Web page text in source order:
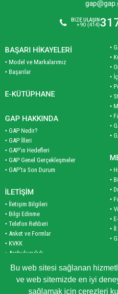
Bu web sitesi sağlanan
ve web sitemizde en iyi
sağlamak için çerezleri
BİZE ULAŞIN
+90 (414)
BAŞARI HİKAYELERİ
• Model ve Markalarımız
• Başarılar
E-KÜTÜPHANE
GAP HAKKINDA
• GAP Nedir?
• GAP İlleri
• GAP'ın Hedefleri
• GAP Genel Gerçekleşmeler
• GAP'ta Son Durum
İLETİŞİM
• İletişim Bilgileri
• Bilgi Edinme
• Telefon Rehberi
• Anket ve Formlar
• KVKK
• Arabuluculuk
• Site Haritası
KURUMSAL
•
•
•
•
•
•
•
•
•
•
•
•
•
•
•
•
•
•
•
•
•